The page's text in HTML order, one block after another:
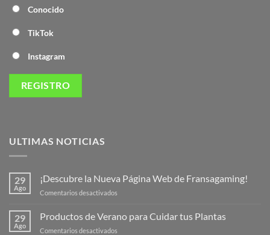
Conocido
TikTok
Instagram
ULTIMAS NOTICIAS
29
Ago
¡Descubre la Nueva Página Web de Fransagaming!
Comentarios desactivados
Nueva
29
Ago
Productos de Verano para Cuidar tus Plantas
Comentarios desactivados